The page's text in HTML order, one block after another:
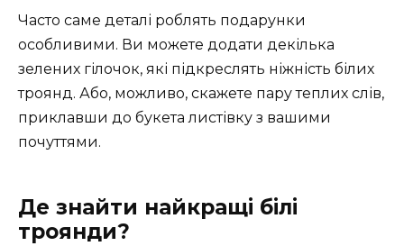
Часто саме деталі роблять подарунки
особливими. Ви можете додати декілька
зелених гілочок, які підкреслять ніжність білих
троянд. Або, можливо, скажете пару теплих слів,
приклавши до букета листівку з вашими
почуттями.
Де знайти найкращі білі
троянди?